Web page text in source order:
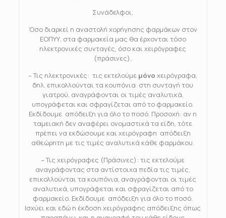
Συνάδελφοι,
Όσο διαρκεί η αναστολή χορήγησης φαρμάκων στον
ΕΟΠΥΥ, στα φαρμακεία μας θα έρχονται τόσο
ηλεκτρονικές συνταγές, όσο και χειρόγραφες
(πράσινες).
– Τις ηλεκτρονικές: τις εκτελούμε μόνο χειρόγραφα,
δηλ. επικολλούνται τα κουπόνια στη συνταγή του
γιατρού, αναγράφονται οι τιμές αναλυτικά,
υπογράφεται και σφραγίζεται από το φαρμακείο.
Εκδίδουμε απόδειξη για όλο το ποσό. Προσοχή: αν η
ταμειακή δεν αναφέρει ονομαστικά τα είδη, τότε
πρέπει να εκδώσουμε και χειρόγραφη απόδειξη
αθεώρητη με τις τιμές αναλυτικά κάθε φαρμάκου.
– Τις χειρόγραφες (Πράσινες): τις εκτελούμε
αναγράφοντας στα αντίστοιχα πεδία τις τιμές,
επικολλούνται τα κουπόνια, αναγράφονται οι τιμές
αναλυτικά, υπογράφεται και σφραγίζεται από το
φαρμακείο. Εκδίδουμε απόδειξη για όλο το ποσό.
Ισχύει και εδώ η έκδοση χειρόγραφης απόδειξης όπως